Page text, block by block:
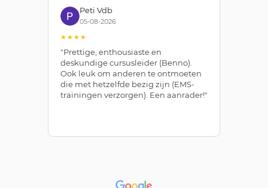
Peti Vdb
05-08-2026
★★★★
"Prettige, enthousiaste en
deskundige cursusleider (Benno).
Ook leuk om anderen te ontmoeten
die met hetzelfde bezig zijn (EMS-
trainingen verzorgen). Een aanrader!"